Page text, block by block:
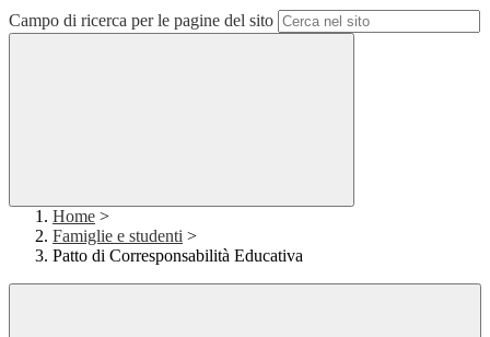
Campo di ricerca per le pagine del sito
Home >
Famiglie e studenti >
Patto di Corresponsabilità Educativa